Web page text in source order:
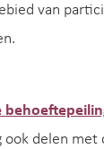
van
delen met